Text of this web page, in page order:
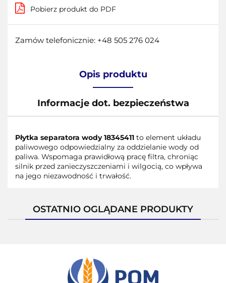
Pobierz produkt do PDF
Zamów telefonicznie: +48 505 276 024
Opis produktu
Informacje dot. bezpieczeństwa
Płytka separatora wody 18345411 to element układu
paliwowego odpowiedzialny za oddzielanie wody od
paliwa. Wspomaga prawidłową pracę filtra, chroniąc
silnik przed zanieczyszczeniami i wilgocią, co wpływa
na jego niezawodność i trwałość.
OSTATNIO OGLĄDANE PRODUKTY